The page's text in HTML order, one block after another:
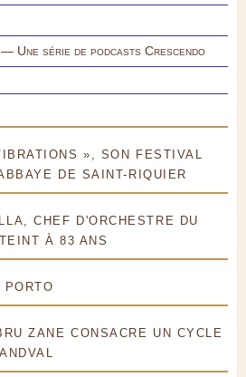
Une série de podcasts Crescendo
», SON FESTIVAL
DE SAINT-RIQUIER
CHEF D'ORCHESTRE DU
À 83 ANS
ZANE CONSACRE UN CYCLE